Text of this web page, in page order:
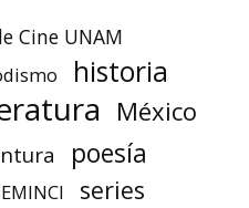
Cine UNAM
historia
México
poesía
series